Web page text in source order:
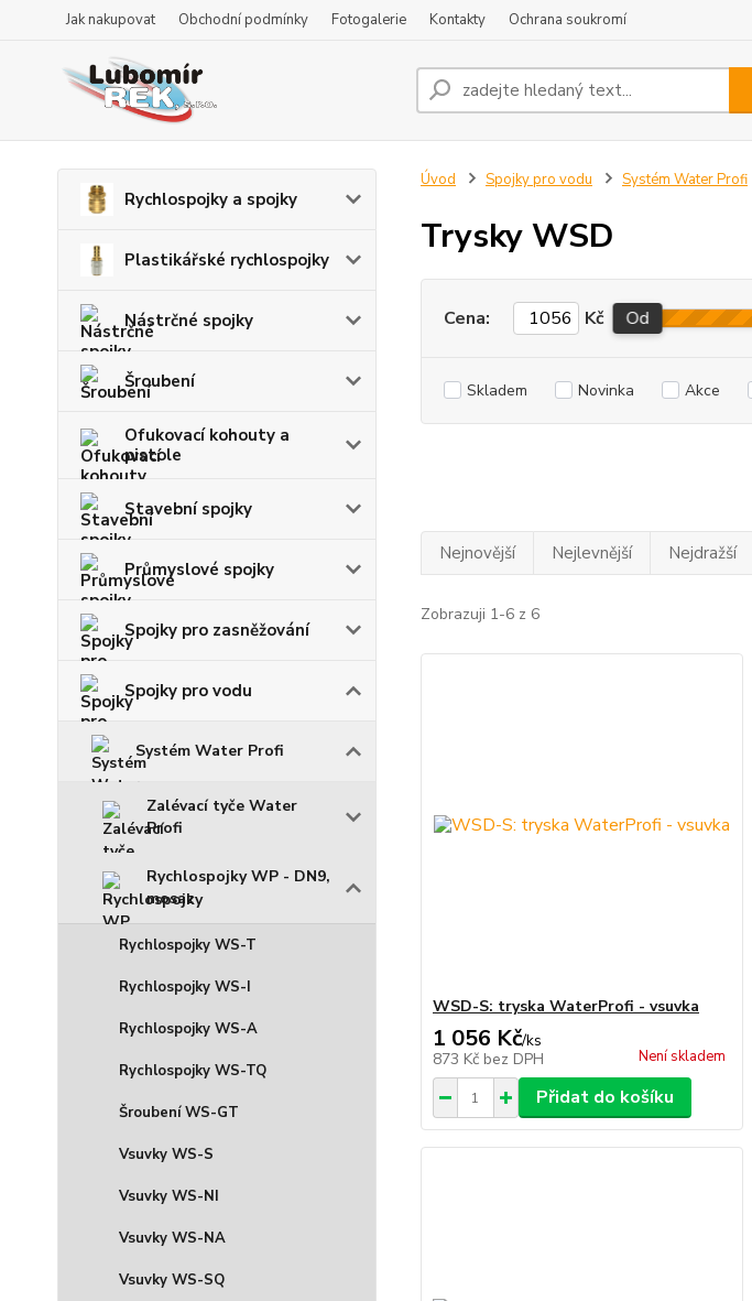
Jak nakupovat Obchodní podmínky Fotogalerie Kontakty Ochrana soukromí
Rychlospojky a spojky
Plastikářské rychlospojky
Nástrčné spojky
Šroubení
Ofukovací kohouty a
pistole
Stavební spojky
Průmyslové spojky
Spojky pro zasněžování
Spojky pro vodu
Systém Water Profi
Zalévací tyče Water
Profi
Rychlospojky WP - DN9,
mosaz
Rychlospojky WS-T
Rychlospojky WS-I
Rychlospojky WS-A
Rychlospojky WS-TQ
Šroubení WS-GT
Vsuvky WS-S
Vsuvky WS-NI
Vsuvky WS-NA
Vsuvky WS-SQ
Úvod Spojky pro vodu Systém Water Profi
Trysky WSD
Cena: Kč Od
Skladem Novinka Akce
Nejnovější Nejlevnější Nejdražší
Zobrazuji 1-6 z 6
WSD-S: tryska WaterProfi - vsuvka
1 056 Kč/ks
873 Kč bez DPH Není skladem
Přidat do košíku